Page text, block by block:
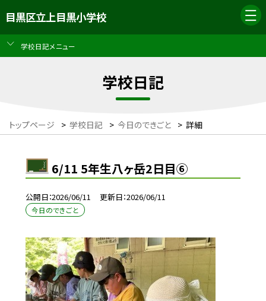
目黒区立上目黒小学校
学校日記メニュー
学校日記
トップページ > 学校日記 > 今日のできごと > 詳細
6/11 5年生八ヶ岳2日目⑥
公開日 2026/06/11 更新日 2026/06/11
今日のできごと